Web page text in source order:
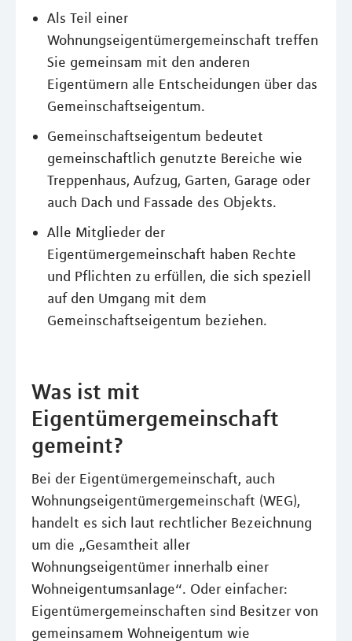
Als Teil einer
Wohnungseigentümergemeinschaft treffen
Sie gemeinsam mit den anderen
Eigentümern alle Entscheidungen über das
Gemeinschaftseigentum.
Gemeinschaftseigentum bedeutet
gemeinschaftlich genutzte Bereiche wie
Treppenhaus, Aufzug, Garten, Garage oder
auch Dach und Fassade des Objekts.
Alle Mitglieder der
Eigentümergemeinschaft haben Rechte
und Pflichten zu erfüllen, die sich speziell
auf den Umgang mit dem
Gemeinschaftseigentum beziehen.
Was ist mit
Eigentümergemeinschaft
gemeint?
Bei der Eigentümergemeinschaft, auch
Wohnungseigentümergemeinschaft (WEG),
handelt es sich laut rechtlicher Bezeichnung
um die „Gesamtheit aller
Wohnungseigentümer innerhalb einer
Wohneigentumsanlage“. Oder einfacher:
Eigentümergemeinschaften sind Besitzer von
gemeinsamem Wohneigentum wie